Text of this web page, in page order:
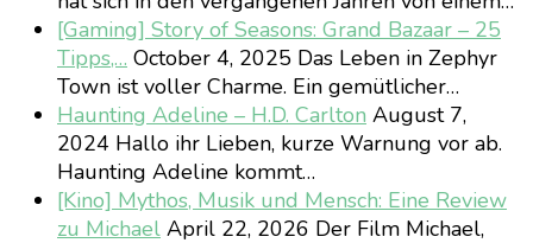
[Gaming] Story of Seasons: Grand Bazaar – 25
Tipps,… October 4, 2025 Das Leben in Zephyr
Town ist voller Charme. Ein gemütlicher…
Haunting Adeline – H.D. Carlton August 7,
2024 Hallo ihr Lieben, kurze Warnung vor ab.
Haunting Adeline kommt…
[Kino] Mythos, Musik und Mensch: Eine Review
zu Michael April 22, 2026 Der Film Michael,